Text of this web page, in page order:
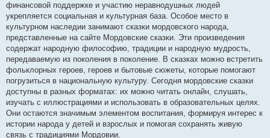
финансовой поддержке и участию неравнодушных людей
укрепляется социальная и культурная база. Особое место в
культурном наследии занимают сказки мордовского народа,
представленные на сайте Мордовские сказки. Эти произведения
содержат народную философию, традиции и народную мудрость,
передаваемую из поколения в поколение. В сказках можно встретить
фольклорных героев, героев и бытовые сюжеты, которые помогают
погрузиться в национальную культуру. Сегодня мордовские сказки
доступны в разных форматах: их можно читать онлайн, слушать,
изучать с иллюстрациями и использовать в образовательных целях.
Они остаются значимым элементом воспитания, формируя интерес к
истории народа у детей и взрослых и помогая сохранять живую
связь с традициями Мордовии.